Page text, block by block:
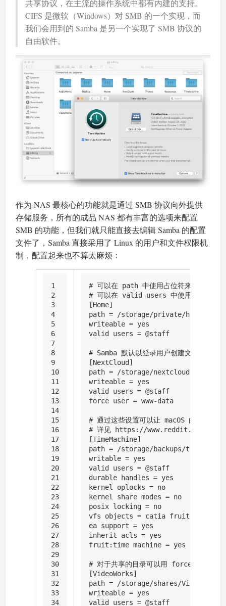
共享协议，在主流的操作系统中都有内建的支持。
CIFS 是微软（Windows）对 SMB 的一个实现，而
我们会用到的 Samba 是另一个实现了 SMB 协议的
自由软件。
作为 NAS 最核心的功能就是通过 SMB 协议向外提供
存储服务，所有的成品 NAS 都有丰富的选项来配置
SMB 的功能，但我们就只能直接去编辑 Samba 的配置
文件了，Samba 直接采用了 Linux 的用户和文件权限机
制，配置起来也不算太麻烦：
1
2
3
4
5
6
7
8
9
10
11
12
13
14
15
16
17
18
19
20
21
22
23
24
25
26
27
28
29
30
31
32
33
34
# 可以在 path 中使用占位符来为每个用
# 可以在 valid users 中使用用户组来控
[Home]
path = /storage/private/homes/%U
writeable = yes
valid users = @staff
# Samba 默认以登录用户创建文件，但
[NextCloud]
path = /storage/nextcloud/data/
writeable = yes
valid users = @staff
force user = www-data
# 通过这些设置可以让 macOS 的
# 详见 https://www.reddit.com/r/
[TimeMachine]
path = /storage/backups/
writable = yes
valid users = @staff
durable handles = yes
kernel oplocks = no
kernel share modes = no
posix locking = no
vfs objects = catia fruit
ea support = yes
inherit acls = yes
fruit:time machine = yes
# 对于共享的目录可以用 force group
[VideoWorks]
path = /storage/shares/VideoWorks
writeable = yes
valid users = @staff